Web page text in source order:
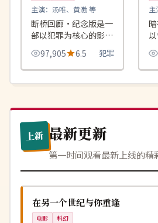
主演： 汤唯、黄渤 等
断桥回廊·纪念版是一
部以犯罪为核心的影视
作品，围绕危机、反转
与人物成长展开，整体
节奏紧凑，值得推荐观
看。
97,905 6.5 犯罪
主
上新 最新更新
第一时间观看最新上线的精
美国
在另一个世纪与你重逢
电影 科幻